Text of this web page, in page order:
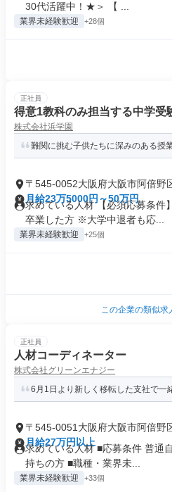
30代活躍中！★＞ 【 ...
業界未経験歓迎 +28個
正社員
得意1教科のみ担当する中学受
株式会社浜学園
難関に挑む子供たちに深みのある授
〒545-0052大阪府大阪市阿倍野
月給23万5000円～50万円
求めている人材 【必須応募条件
卒業した方 ※大学中退者も応...
業界未経験歓迎 +25個
この企業の類似求
正社員
人材コーディネーター
株式会社グリーンエナジー
6月1日より新しく移転した支社で一
〒545-0051大阪府大阪市阿倍野
月給27万円以上
求めている人材 ■応募条件 普通
持ちの方 ■職種・業界未...
業界未経験歓迎 +33個